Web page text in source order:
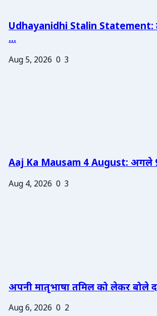
Udhayanidhi Stalin Statement:
...
Aug 5, 2026 0 3
Aaj Ka Mausam 4 August: अगले
Aug 4, 2026 0 3
अपनी मातृभाषा तमिल को लेकर बोले
Aug 6, 2026 0 2